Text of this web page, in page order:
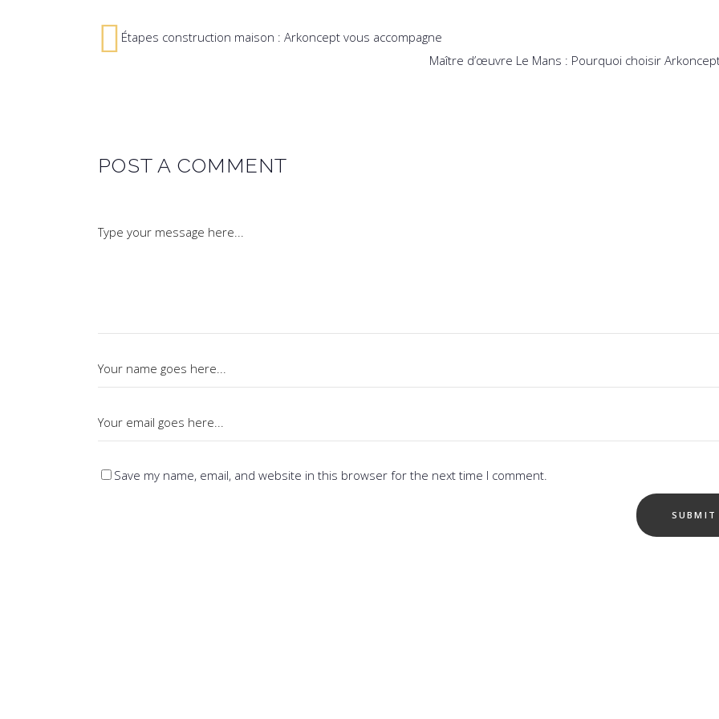
Étapes construction maison : Arkoncept vous accompagne
Maître d’œuvre Le Mans : Pourquoi choisir
POST A COMMENT
Save my name, email, and website in this browser for the next time I comment.